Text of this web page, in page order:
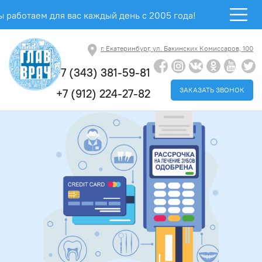
работаем для вас каждый день с 2005 года!
г. Екатеринбург, ул. Бакинских Комиссаров, 100
+7 (343) 381-59-81
+7 (912) 224-27-82
ЗАКАЗАТЬ ЗВОНОК